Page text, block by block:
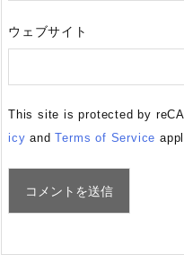
ウェブサイト
This site is protected by
icy andTerms of Service